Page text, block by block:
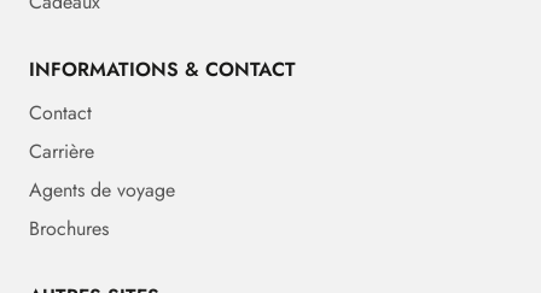
INFORMATIONS & CONTACT
Contact
Carrière
Agents de voyage
Brochures